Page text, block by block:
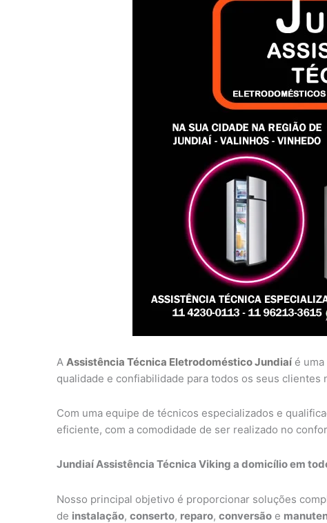
A Assistência Técnica Eletrodoméstico Jundiaí é
qualidade e confiabilidade para todos os seus clientes
Com uma equipe de técnicos especializados e
eficiente, com a comodidade de ser realizado no
Jundiaí Assistência Técnica Viking a domicílio em
Nosso principal objetivo é proporcionar soluções
de instalação, conserto, reparo, conversão e